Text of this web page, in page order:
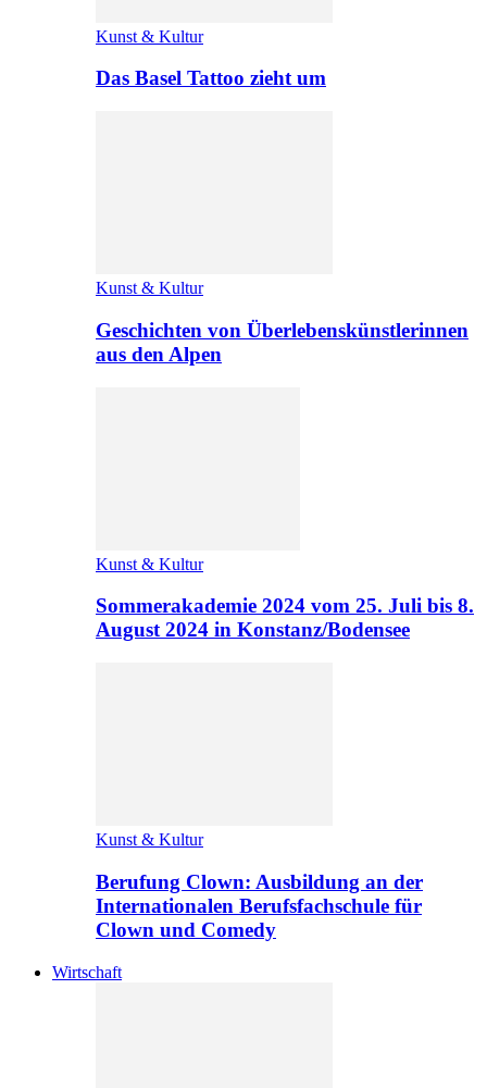
Kunst & Kultur
Das Basel Tattoo zieht um
Kunst & Kultur
Geschichten von Überlebenskünstlerinnen
aus den Alpen
Kunst & Kultur
Sommerakademie 2024 vom 25. Juli bis 8.
August 2024 in Konstanz/Bodensee
Kunst & Kultur
Berufung Clown: Ausbildung an der
Internationalen Berufsfachschule für
Clown und Comedy
Wirtschaft